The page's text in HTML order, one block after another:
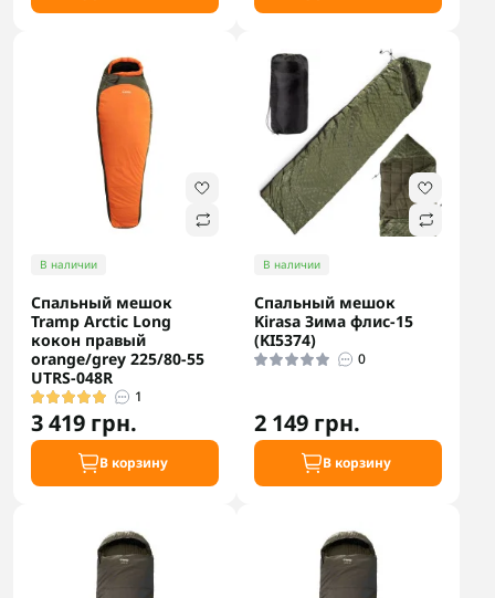
В наличии
Спальный мешок
Tramp Arctic Long
кокон правый
orange/grey 225/80-55
UTRS-048R
1
3 419 грн.
В корзину
В наличии
Спальный мешок
Kirasa Зима флис-15
(KI5374)
0
2 149 грн.
В корзину